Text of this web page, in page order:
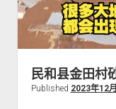
民和县金田村
Published 2023年12